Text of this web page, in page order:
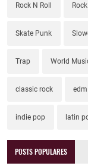
Rock N Roll
Skate Punk
Trap World
classic rock edm
indie pop latin
POSTS POPULARES